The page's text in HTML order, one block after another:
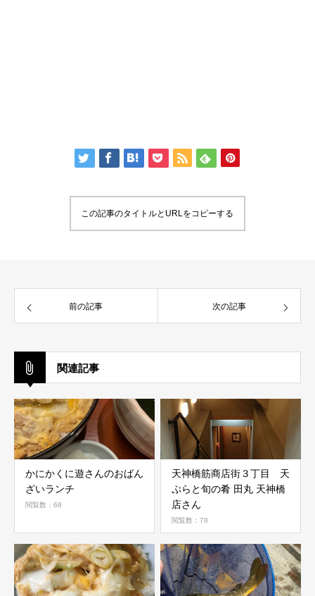
この記事のタイトルとURLをコピーする
前の記事 次の記事
関連記事
かにかくに遊さんのおばん
ざいランチ
閲覧数：68
天神橋筋商店街３丁目 天
ぷらと旬の肴 田丸 天神橋
店さん
閲覧数：78